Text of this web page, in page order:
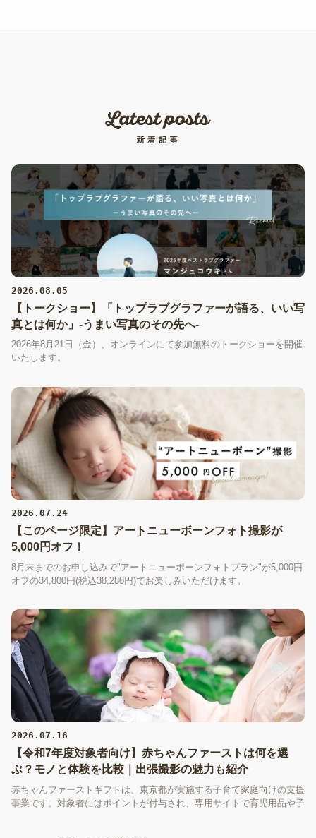
2026.08.05
【トークショー】「トップラブグラファーが語る、いい写
真とは何か」-うまい写真のその先へ-
2026年8月21日（金）、オンラインにて参加無料のトークショーを開催
いたします。
2026.07.24
【このページ限定】アートニューボーンフォト撮影が
5,000円オフ！
8月末までのお申し込みで"アートニューボーンフォトプラン"が5,000円
オフの34,800円(税込38,280円)でお楽しみいただけます。
2026.07.16
【令和7年度対象者向け】赤ちゃんファーストは何を選
ぶ？モノと体験を比較｜出張撮影の魅力も紹介
赤ちゃんファーストギフトは、東京都が実施する子育て家庭向けの支援
事業です。対象者にはポイントが付与され、専用サイトで育児用品や子